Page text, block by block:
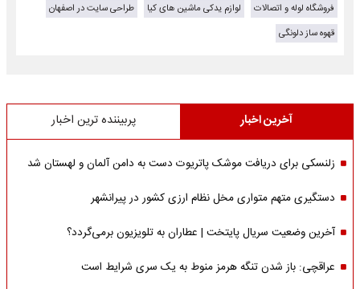
فروشگاه لوله و اتصالات
لوازم یدکی ماشین های کیا
طراحی سایت در اصفهان
قهوه ساز دلونگی
آخرین اخبار پربیننده ترین اخبار
زلنسکی برای دریافت موشک پاتریوت دست به دامن آلمان و لهستان شد
دستگیری متهم متواری مخل نظام ارزی کشور در پیرانشهر
آخرین وضعیت سریال پایتخت | عطاران به تلویزیون برمی‌گردد؟
عراقچی: باز شدن تنگه هرمز منوط به یک سری شرایط است